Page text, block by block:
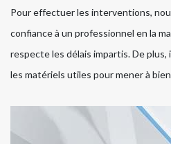
Pour effectuer les interventions,
confiance à un professionnel en la
respecte les délais impartis. De
les matériels utiles pour mener à